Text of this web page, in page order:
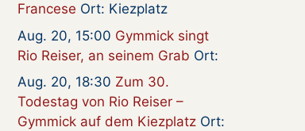
Francese Ort: Kiezplatz
Aug. 20, 15:00 Gymmick singt
Rio Reiser, an seinem Grab Ort:
Aug. 20, 18:30 Zum 30.
Todestag von Rio Reiser –
Gymmick auf dem Kiezplatz Ort: